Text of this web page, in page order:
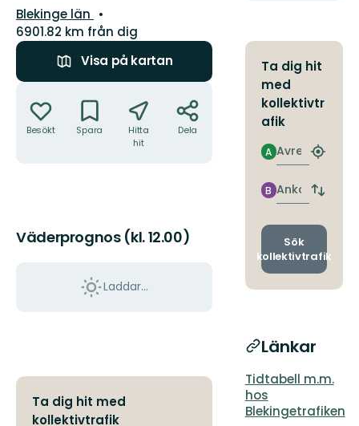
Län:
Blekinge län
6901.82 km från dig
Visa på kartan
Besökt Spara
Hitta
hit
Dela
Väderprognos (kl. 12.00)
Laddar...
Ta dig hit med
kollektivtrafik
Ta dig hit
med
kollektivtr
afik
Avresa
A
Hitta
Ankomst
B
Byt
och
Sök
kollektivtrafik
Länkar
Tidtabell m.m.
hos
Blekingetrafiken